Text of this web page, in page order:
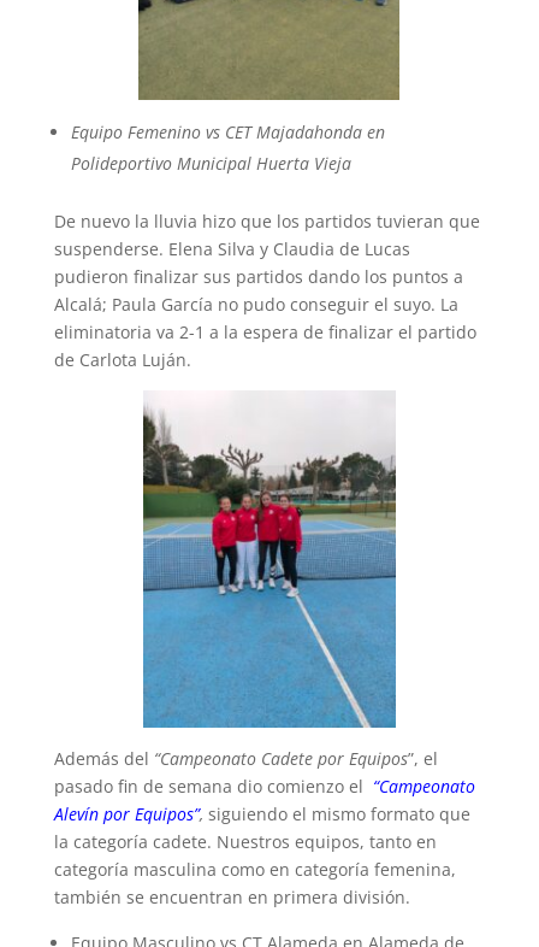
Equipo Femenino vs CET Majadahonda en
Polideportivo Municipal Huerta Vieja
De nuevo la lluvia hizo que los partidos tuvieran que
suspenderse. Elena Silva y Claudia de Lucas
pudieron finalizar sus partidos dando los puntos a
Alcalá; Paula García no pudo conseguir el suyo. La
eliminatoria va 2-1 a la espera de finalizar el partido
de Carlota Luján.
Además del “Campeonato Cadete por Equipos”, el
pasado fin de semana dio comienzo el “Campeonato
Alevín por Equipos”, siguiendo el mismo formato que
la categoría cadete. Nuestros equipos, tanto en
categoría masculina como en categoría femenina,
también se encuentran en primera división.